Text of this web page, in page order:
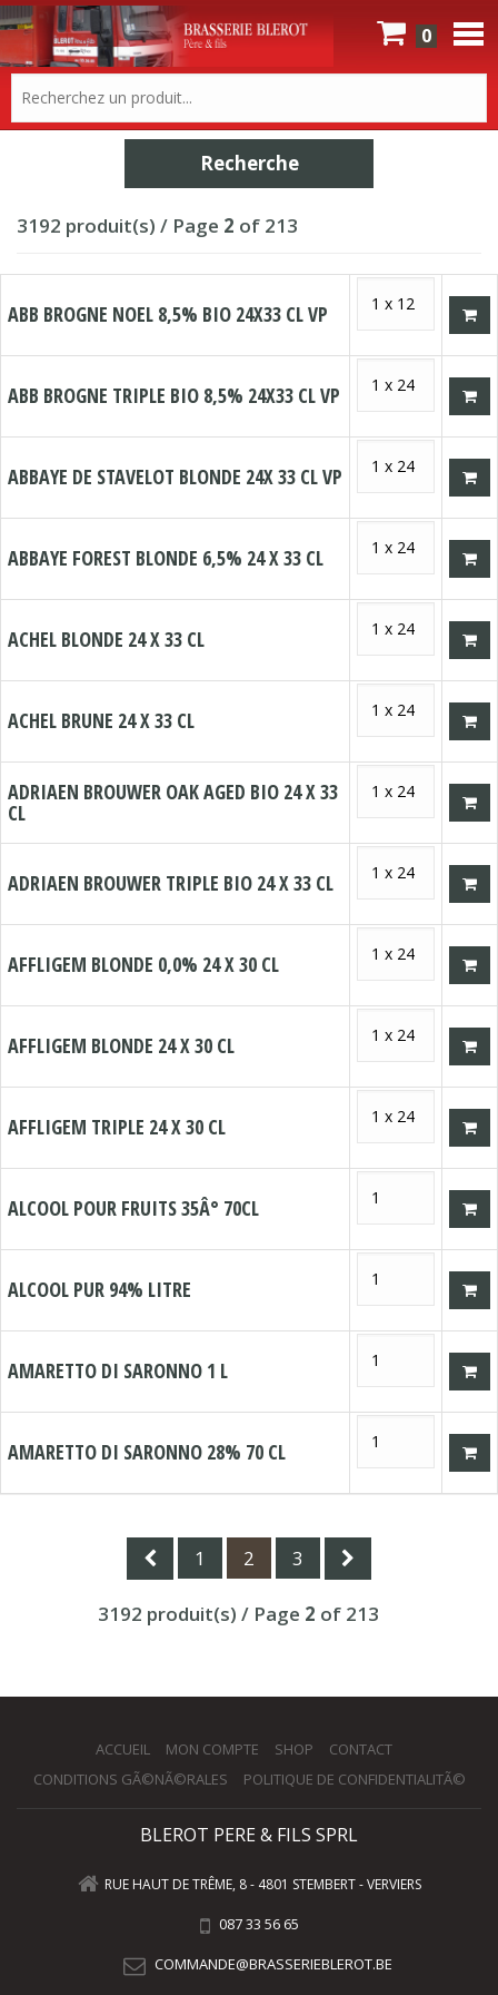
0
3192 produit(s) / Page 2 of 213
ABB BROGNE NOEL 8,5% BIO 24X33 CL VP
ABB BROGNE TRIPLE BIO 8,5% 24X33 CL VP
ABBAYE DE STAVELOT BLONDE 24X 33 CL VP
ABBAYE FOREST BLONDE 6,5% 24 X 33 CL
ACHEL BLONDE 24 X 33 CL
ACHEL BRUNE 24 X 33 CL
ADRIAEN BROUWER OAK AGED BIO 24 X 33
CL
ADRIAEN BROUWER TRIPLE BIO 24 X 33 CL
AFFLIGEM BLONDE 0,0% 24 X 30 CL
AFFLIGEM BLONDE 24 X 30 CL
AFFLIGEM TRIPLE 24 X 30 CL
ALCOOL POUR FRUITS 35Â° 70CL
ALCOOL PUR 94% LITRE
AMARETTO DI SARONNO 1 L
AMARETTO DI SARONNO 28% 70 CL
1 2 3
3192 produit(s) / Page 2 of 213
ACCUEIL MON COMPTE SHOP
CONTACT
CONDITIONS GÃ©NÃ©RALES
POLITIQUE DE CONFIDENTIALITÃ©
BLEROT PERE & FILS SPRL
RUE HAUT DE TRÊME, 8 - 4801 STEMBERT - VERVIERS
087 33 56 65
COMMANDE@BRASSERIEBLEROT.BE